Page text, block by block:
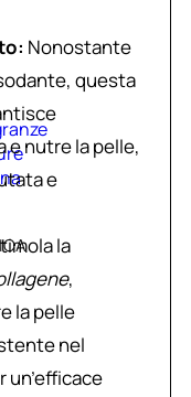
Nonostante
questa
e nutre la pelle,
e
la
,
la pelle
nel